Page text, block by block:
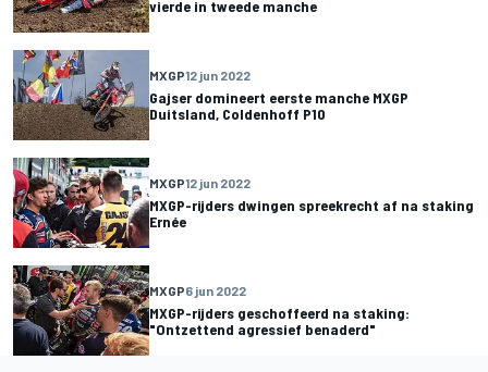
vierde in tweede manche
MXGP12 jun 2022
Gajser domineert eerste manche MXGP
Duitsland, Coldenhoff P10
MXGP12 jun 2022
MXGP-rijders dwingen spreekrecht af na staking
Ernée
MXGP6 jun 2022
MXGP-rijders geschoffeerd na staking:
"Ontzettend agressief benaderd"